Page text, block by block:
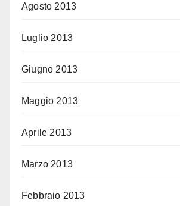
Agosto 2013
Luglio 2013
Giugno 2013
Maggio 2013
Aprile 2013
Marzo 2013
Febbraio 2013